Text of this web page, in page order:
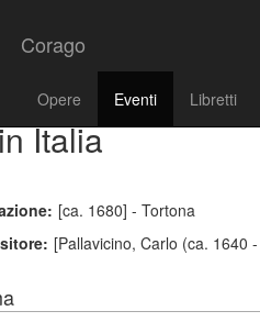
Corago
Opere Eventi Libretti
Italia
[ca. 1680] - Tortona
[Pallavicino, Carlo (ca. 1640